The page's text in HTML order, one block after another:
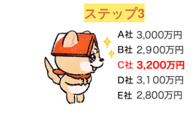
ステップ3